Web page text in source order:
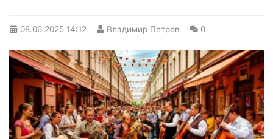
08.06.2025 14:12 Владимир Петров 0